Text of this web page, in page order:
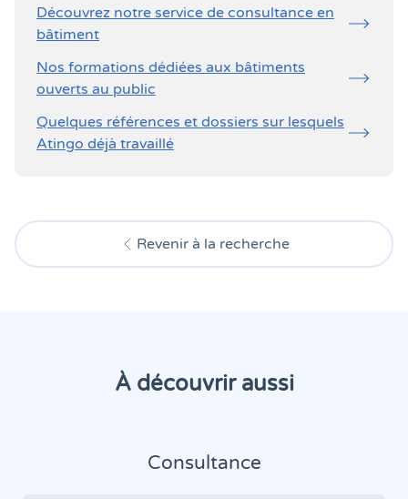
Découvrez notre service de consultance en
bâtiment
Nos formations dédiées aux bâtiments
ouverts au public
Quelques références et dossiers sur lesquels
Atingo déjà travaillé
Revenir à la recherche
À découvrir aussi
Consultance